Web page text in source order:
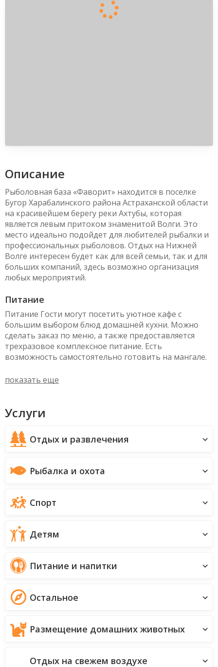
Описание
Рыболовная база «Фаворит» находится в поселке
Бугор Харабалинского района Астраханской области
на красивейшем берегу реки Ахтубы, которая
является левым притоком знаменитой Волги. Это
место идеально подойдет для любителей рыбалки и
профессиональных рыболовов. Отдых на Нижней
Волге интересен будет как для всей семьи, так и для
больших компаний, здесь возможно организация
любых мероприятий.
Питание
Питание Гости могут посетить уютное кафе с
большим выбором блюд домашней кухни. Можно
сделать заказ по меню, а также предоставляется
трехразовое комплексное питание. Есть
возможность самостоятельно готовить на мангале.
показать еще
Услуги
Отдых и развлечения
Рыбалка и охота
Спорт
Детям
Питание и напитки
Остальное
Размещение домашних животных
Отдых на свежем воздухе